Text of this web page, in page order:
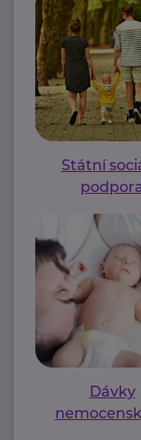
Státní
podpora
Dávky